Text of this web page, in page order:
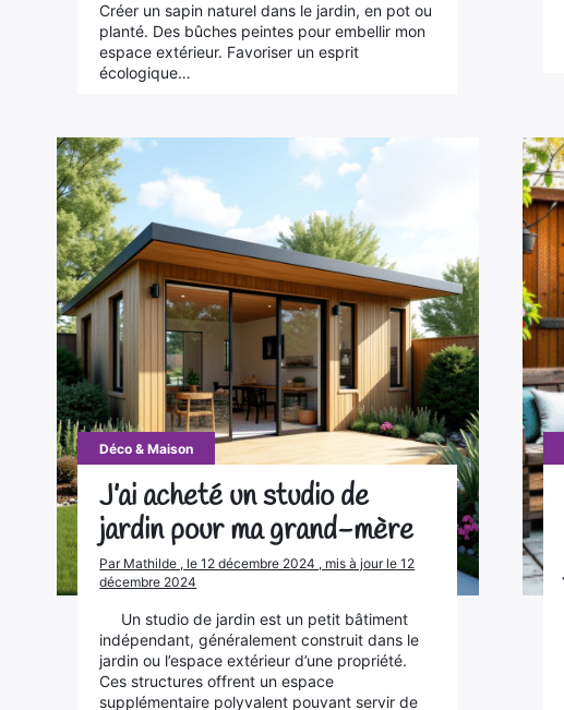
Créer un sapin naturel dans le jardin, en pot ou
planté. Des bûches peintes pour embellir mon
espace extérieur. Favoriser un esprit
écologique…
Déco & Maison
J’ai acheté un studio de
jardin pour ma grand-mère
Par Mathilde , le 12 décembre 2024 , mis à jour le 12
décembre 2024
Un studio de jardin est un petit bâtiment
indépendant, généralement construit dans le
jardin ou l’espace extérieur d’une propriété.
Ces structures offrent un espace
supplémentaire polyvalent pouvant servir de